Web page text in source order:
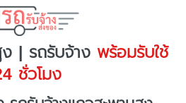
| รถรับจ้าง พร้อมรับใช้
ชั่วโมง